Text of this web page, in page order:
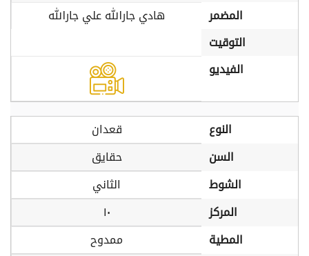
المضمر
هادي جارالله علي جارالله
التوقيت
الفيديو
النوع
قعدان
السن
حقايق
الشوط
الثاني
المركز
١٠
المطية
ممدوح